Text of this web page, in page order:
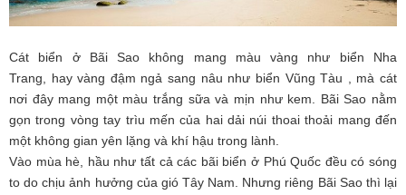
Cát biển ở Bãi Sao không mang màu vàng như biển Nha
Trang, hay vàng đậm ngả sang nâu như biển Vũng Tàu , mà cát
nơi đây mang một màu trắng sữa và mịn như kem. Bãi Sao nằm
gọn trong vòng tay trìu mến của hai dải núi thoai thoải mang đến
một không gian yên lặng và khí hậu trong lành.
Vào mùa hè, hầu như tất cả các bãi biển ở Phú Quốc đều có sóng
to do chịu ảnh hưởng của gió Tây Nam. Nhưng riêng Bãi Sao thì lại